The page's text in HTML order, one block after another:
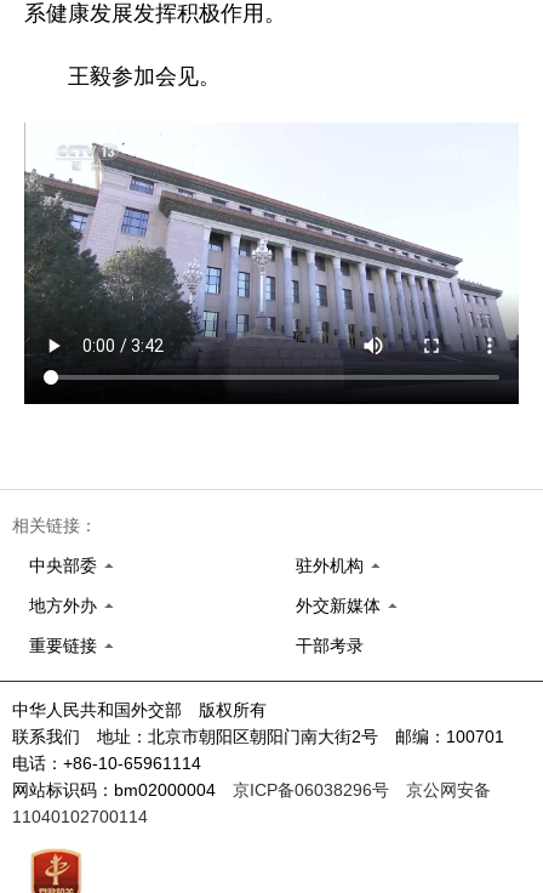
系健康发展发挥积极作用。
王毅参加会见。
相关链接：
中央部委 驻外机构
地方外办 外交新媒体
重要链接 干部考录
中华人民共和国外交部 版权所有
联系我们 地址：北京市朝阳区朝阳门南大街2号 邮编：100701
电话：+86-10-65961114
网站标识码：bm02000004 京ICP备06038296号
京公网安备
11040102700114